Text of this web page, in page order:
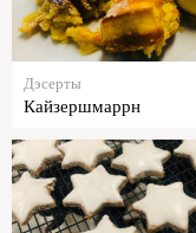
Дэсерты
Кайзершмаррн